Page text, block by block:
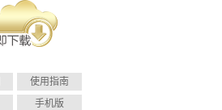
使用指南
手机版